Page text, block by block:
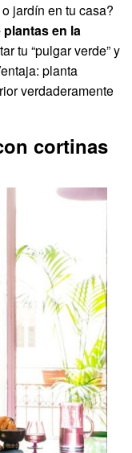
jardín en tu casa?
en la
tu “pulgar verde” y
planta
verdaderamente
cortinas